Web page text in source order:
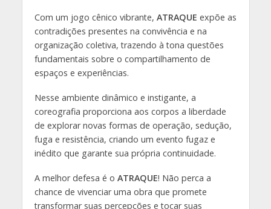
Com um jogo cênico vibrante, ATRAQUE expõe as
contradições presentes na convivência e na
organização coletiva, trazendo à tona questões
fundamentais sobre o compartilhamento de
espaços e experiências.
Nesse ambiente dinâmico e instigante, a
coreografia proporciona aos corpos a liberdade
de explorar novas formas de operação, sedução,
fuga e resistência, criando um evento fugaz e
inédito que garante sua própria continuidade.
A melhor defesa é o ATRAQUE! Não perca a
chance de vivenciar uma obra que promete
transformar suas percepções e tocar suas